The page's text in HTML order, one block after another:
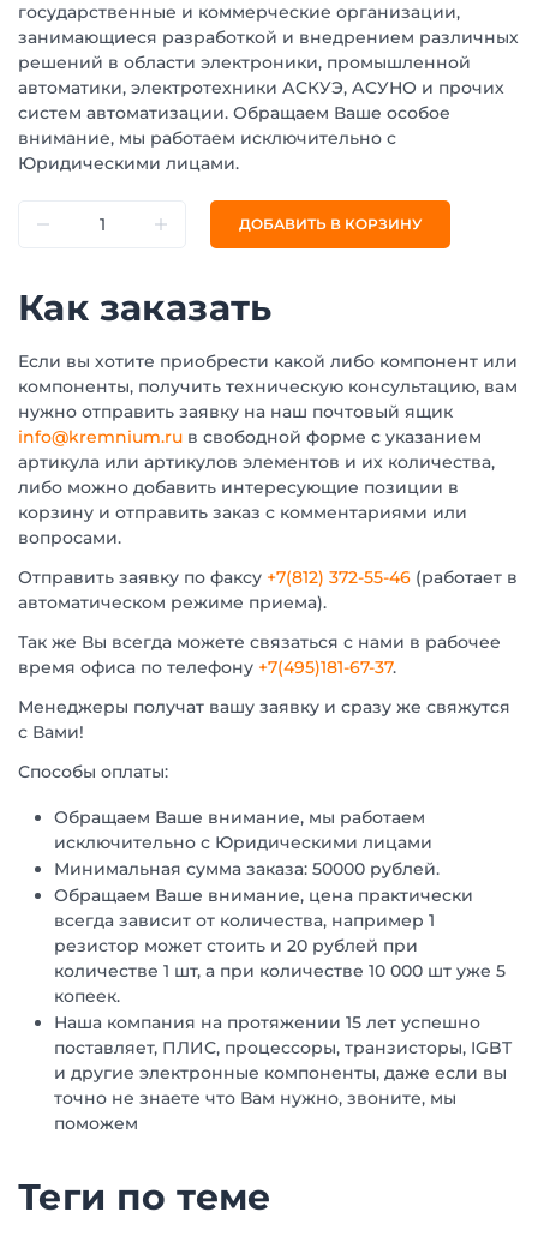
государственные и коммерческие организации,
занимающиеся разработкой и внедрением различных
решений в области электроники, промышленной
автоматики, электротехники АСКУЭ, АСУНО и прочих
систем автоматизации. Обращаем Ваше особое
внимание, мы работаем исключительно с
Юридическими лицами.
ДОБАВИТЬ В КОРЗИНУ
Как заказать
Если вы хотите приобрести какой либо компонент или
компоненты, получить техническую консультацию, вам
нужно отправить заявку на наш почтовый ящик
info@kremnium.ru в свободной форме с указанием
артикула или артикулов элементов и их количества,
либо можно добавить интересующие позиции в
корзину и отправить заказ с комментариями или
вопросами.
Отправить заявку по факсу +7(812) 372-55-46 (работает в
автоматическом режиме приема).
Так же Вы всегда можете связаться с нами в рабочее
время офиса по телефону +7(495)181-67-37.
Менеджеры получат вашу заявку и сразу же свяжутся
с Вами!
Способы оплаты:
Обращаем Ваше внимание, мы работаем
исключительно с Юридическими лицами
Минимальная сумма заказа: 50000 рублей.
Обращаем Ваше внимание, цена практически
всегда зависит от количества, например 1
резистор может стоить и 20 рублей при
количестве 1 шт, а при количестве 10 000 шт уже 5
копеек.
Наша компания на протяжении 15 лет успешно
поставляет, ПЛИС, процессоры, транзисторы, IGBT
и другие электронные компоненты, даже если вы
точно не знаете что Вам нужно, звоните, мы
поможем
Теги по теме